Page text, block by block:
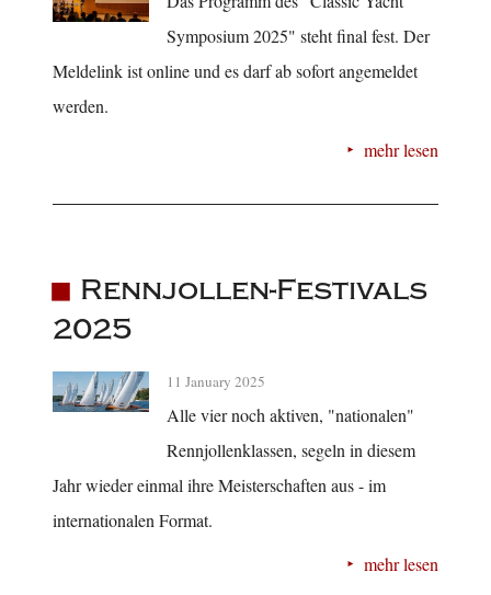
Symposium 2025" steht final fest. Der
Meldelink ist online und es darf ab sofort angemeldet
werden.
mehr lesen
Rennjollen-Festivals
2025
11 January 2025
Alle vier noch aktiven, "nationalen"
Rennjollenklassen, segeln in diesem
Jahr wieder einmal ihre Meisterschaften aus - im
internationalen Format.
mehr lesen